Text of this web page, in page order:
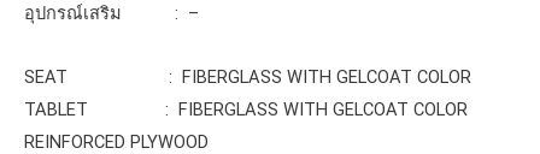
อุปกรณ์เสริม : –
SEAT : FIBERGLASS WITH GELCOAT COLOR
TABLET : FIBERGLASS WITH GELCOAT COLOR
REINFORCED PLYWOOD